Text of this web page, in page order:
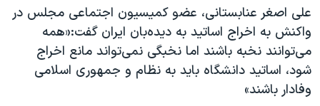
قانون شفافیت دارائی کادر رهبری ایران
اعتراضات مردمی آبان ۹۸
اسرائیل در جنگ
نرگس محمدی برنده جایزه نوبل صلح
علی اصغر عنابستانی، عضو کمیسیون اجتماعی مجلس در
واکنش به اخراج اساتید به دیده‌بان ایران گفت:«همه
می‌توانند نخبه باشند اما نخبگی نمی‌تواند مانع اخراج
شود، اساتید دانشگاه باید به نظام و جمهوری اسلامی
وفادار باشند»